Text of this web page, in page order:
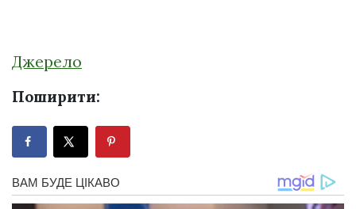
Джерело
Поширити: